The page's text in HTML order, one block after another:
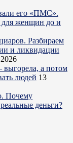
его «ПМС».
для женщин до и
Разбираем
и ликвидации
выгорела, а потом
людей 13
Почему
деньги?